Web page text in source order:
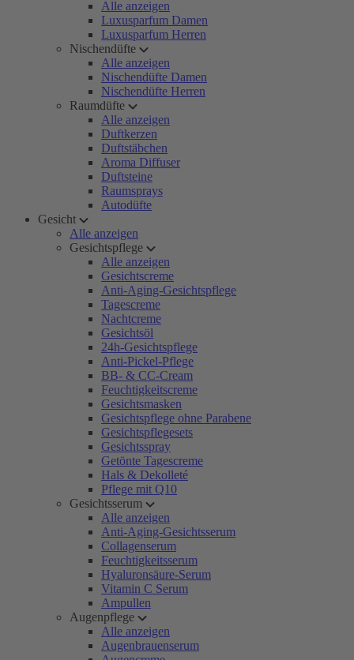
Alle anzeigen
Luxusparfum Damen
Luxusparfum Herren
Nischendüfte
Alle anzeigen
Nischendüfte Damen
Nischendüfte Herren
Raumdüfte
Alle anzeigen
Duftkerzen
Duftstäbchen
Aroma Diffuser
Duftsteine
Raumsprays
Autodüfte
Gesicht
Alle anzeigen
Gesichtspflege
Alle anzeigen
Gesichtscreme
Anti-Aging-Gesichtspflege
Tagescreme
Nachtcreme
Gesichtsöl
24h-Gesichtspflege
Anti-Pickel-Pflege
BB- & CC-Cream
Feuchtigkeitscreme
Gesichtsmasken
Gesichtspflege ohne Parabene
Gesichtspflegesets
Gesichtsspray
Getönte Tagescreme
Hals & Dekolleté
Pflege mit Q10
Gesichtsserum
Alle anzeigen
Anti-Aging-Gesichtsserum
Collagenserum
Feuchtigkeitsserum
Hyaluronsäure-Serum
Vitamin C Serum
Ampullen
Augenpflege
Alle anzeigen
Augenbrauenserum